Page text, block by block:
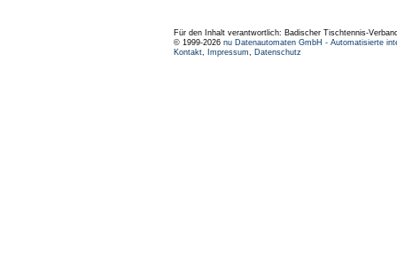
Für den Inhalt verantwortlich: Badischer Tischtennis-
© 1999-2026 nu Datenautomaten GmbH - Automatisierte
Kontakt
Impressum Datenschutz